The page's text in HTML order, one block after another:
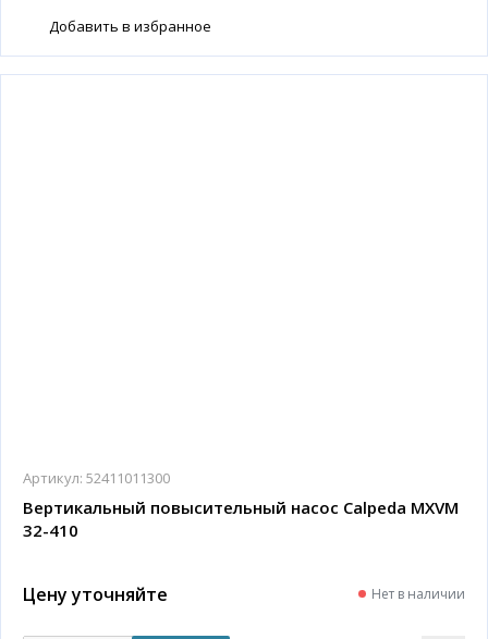
Добавить в избранное
Артикул: 52411011300
Вертикальный повысительный насос Calpeda MXVM
32-410
Цену уточняйте Нет в наличии